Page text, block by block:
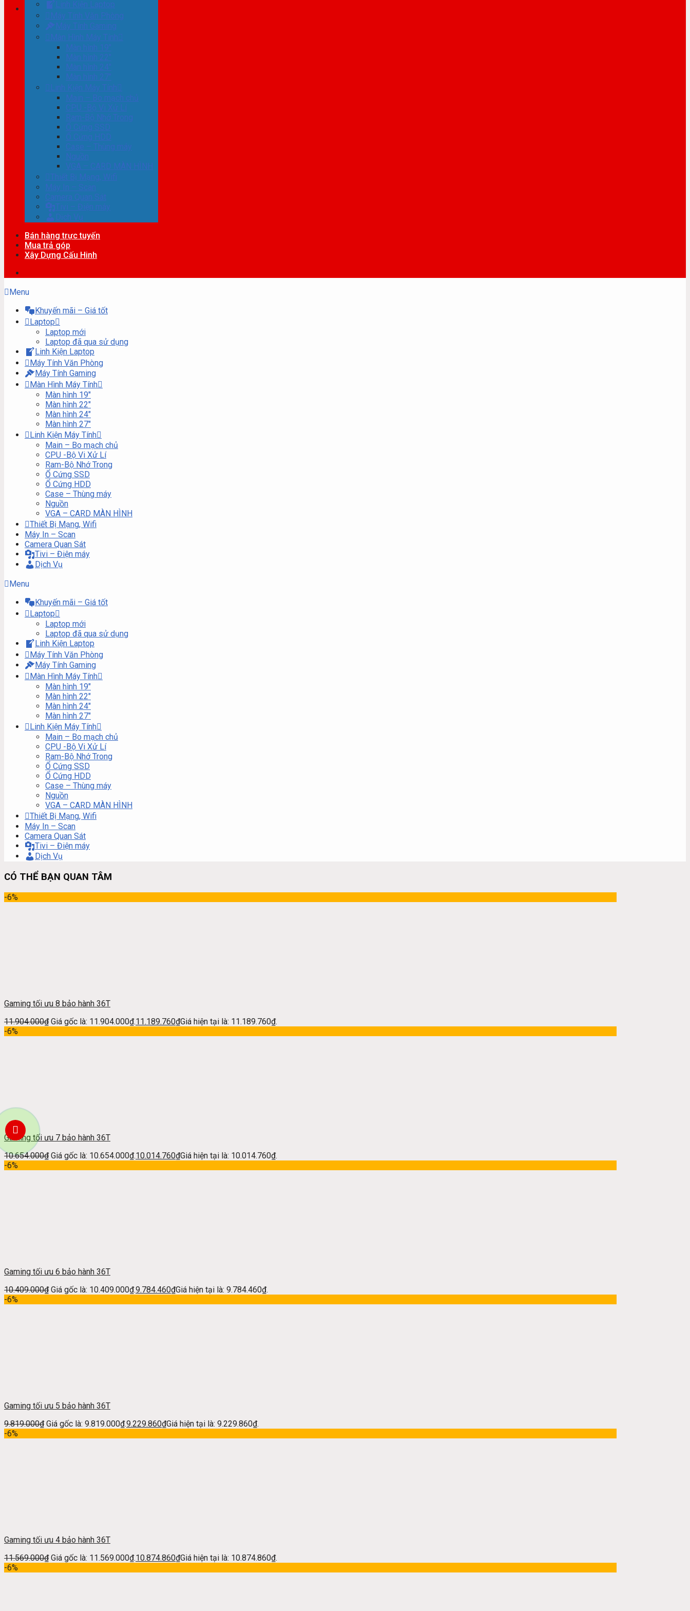
Bán hàng trực tuyến
Mua trả góp
Xây Dựng Cấu Hinh
Menu
Khuyến mãi – Giá tốt
Laptop
Laptop mới
Laptop đã qua sử dụng
Linh Kiện Laptop
Máy Tính Văn Phòng
Máy Tính Gaming
Màn Hình Máy Tính
Màn hình 19″
Màn hình 22″
Màn hình 24″
Màn hình 27″
Linh Kiện Máy Tính
Main – Bo mạch chủ
CPU -Bộ Vi Xử Lí
Ram-Bộ Nhớ Trong
Ổ Cứng SSD
Ổ Cứng HDD
Case – Thùng máy
Nguồn
VGA – CARD MÀN HÌNH
Thiết Bị Mạng, Wifi
Máy In – Scan
Camera Quan Sát
Tivi – Điện máy
Dịch Vụ
Menu
Khuyến mãi – Giá tốt
Laptop
Laptop mới
Laptop đã qua sử dụng
Linh Kiện Laptop
Máy Tính Văn Phòng
Máy Tính Gaming
Màn Hình Máy Tính
Màn hình 19″
Màn hình 22″
Màn hình 24″
Màn hình 27″
Linh Kiện Máy Tính
Main – Bo mạch chủ
CPU -Bộ Vi Xử Lí
Ram-Bộ Nhớ Trong
Ổ Cứng SSD
Ổ Cứng HDD
Case – Thùng máy
Nguồn
VGA – CARD MÀN HÌNH
Thiết Bị Mạng, Wifi
Máy In – Scan
Camera Quan Sát
Tivi – Điện máy
Dịch Vụ
CÓ THỂ BẠN QUAN TÂM
-6%
Gaming tối ưu 8 bảo hành 36T
11.904.000₫ Giá gốc là: 11.904.000₫.11.189.760₫Giá hiện tại là: 11.189.760₫.
-6%
Gaming tối ưu 7 bảo hành 36T
10.654.000₫ Giá gốc là: 10.654.000₫.10.014.760₫Giá hiện tại là: 10.014.760₫.
-6%
Gaming tối ưu 6 bảo hành 36T
10.409.000₫ Giá gốc là: 10.409.000₫.9.784.460₫Giá hiện tại là: 9.784.460₫.
-6%
Gaming tối ưu 5 bảo hành 36T
9.819.000₫ Giá gốc là: 9.819.000₫.9.229.860₫Giá hiện tại là: 9.229.860₫.
-6%
Gaming tối ưu 4 bảo hành 36T
11.569.000₫ Giá gốc là: 11.569.000₫.10.874.860₫Giá hiện tại là: 10.874.860₫.
-6%